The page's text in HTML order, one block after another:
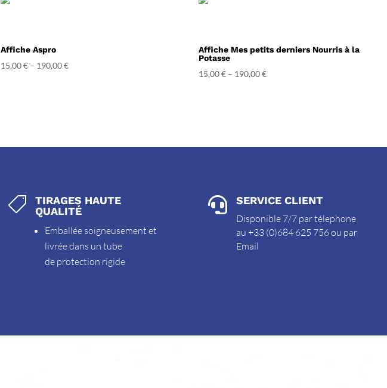
Affiche Aspro
15,00€ – 190,00€
Affiche Mes petits derniers Nourris à la
Potasse
15,00€– 190,00€

TIRAGES HAUTE
QUALITÉ
Emballée soigneusement et
livrée dans un tube
de protection rigide
 SERVICE CLIENT
Disponible 7/7 par télephone
au +33 (0)684 625 756 ou par
Email